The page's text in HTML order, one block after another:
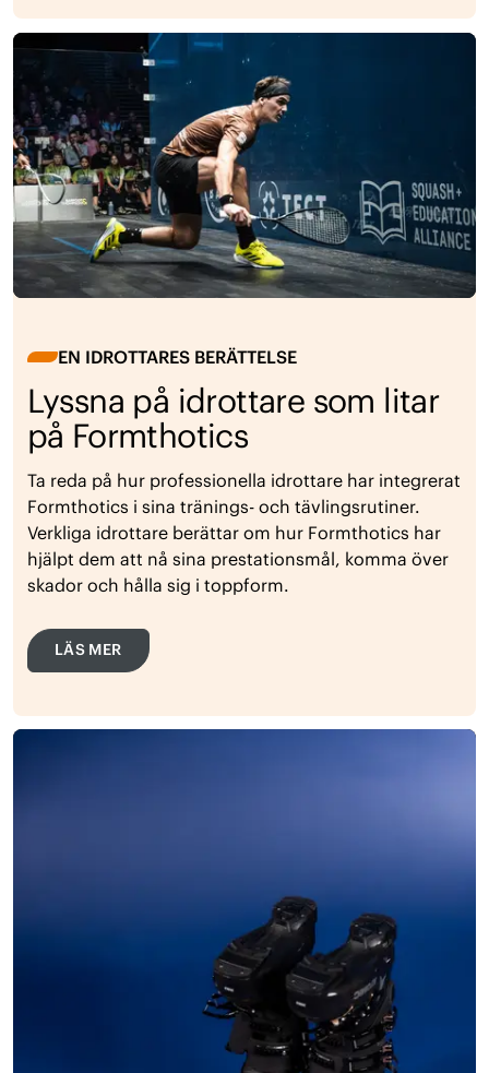
EN IDROTTARES BERÄTTELSE
Lyssna på idrottare som litar
på Formthotics
Ta reda på hur professionella idrottare har integrerat
Formthotics i sina tränings- och tävlingsrutiner.
Verkliga idrottare berättar om hur Formthotics har
hjälpt dem att nå sina prestationsmål, komma över
skador och hålla sig i toppform.
LÄS MER